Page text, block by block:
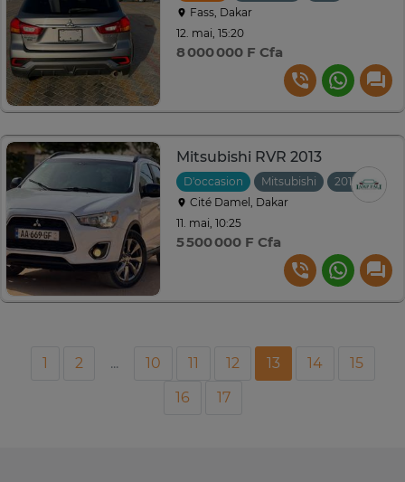
Fass, Dakar
12. mai, 15:20
8 000 000 F Cfa
Mitsubishi RVR 2013
D'occasion Mitsubishi 2013
Cité Damel, Dakar
11. mai, 10:25
5 500 000 F Cfa
1 2 ... 10 11 12 13 14
15
16
17